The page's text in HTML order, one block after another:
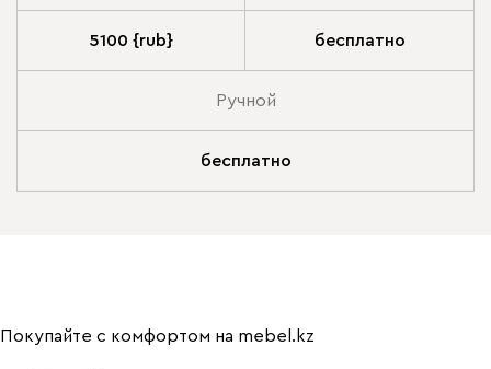
5100 {rub} бесплатно
Ручной
бесплатно
Покупайте с комфортом на mebel.kz